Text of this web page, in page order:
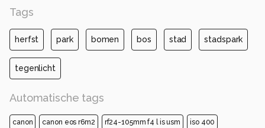
Tags
herfst park bomen bos stad stadspark
tegenlicht
Automatische tags
canon canon eos r6m2 rf24-105mm f4 l is usm iso 400